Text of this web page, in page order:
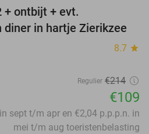
+ ontbijt + evt.
in hartje Zierikzee
8.7 star
Regulier €214
€109
sept t/m apr en €2,04 p.p.p.n. in
mei t/m aug toeristenbelasting